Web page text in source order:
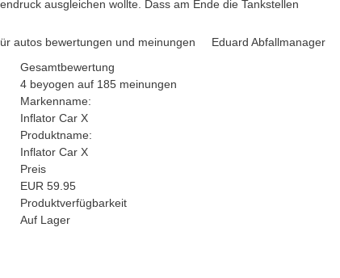
ausgleichen wollte. Dass am Ende die Tankstellen
Eduard Abfallmanager
Gesamtbewertung
4beyogen auf 185meinungen
Markenname:
Inflator Car X
Produktname:
Inflator Car X
Preis
EUR 59.95
Produktverfügbarkeit
Auf Lager